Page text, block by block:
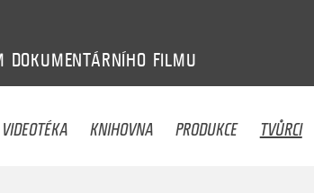
DOKUMENTÁRNÍHO FILMU
VIDEOTÉKA KNIHOVNA PRODUKCE TVŮRCI